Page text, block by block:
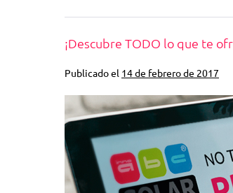
¡Descubre TODO lo que te
Publicado el 14 de febrero de 2017